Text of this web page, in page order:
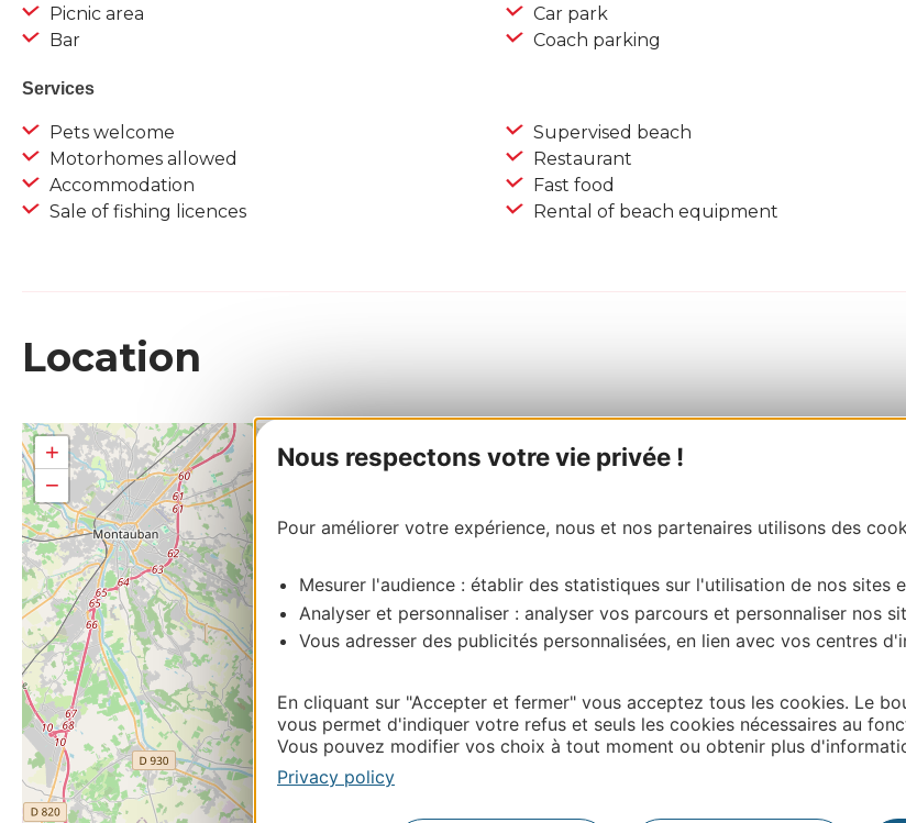
Nous respectons votre vie privée !
Pour améliorer votre expérience, nous et nos partenaires utilisons des
Mesurer l'audience : établir des statistiques sur l'utilisation de nos sites
Analyser et personnaliser : analyser vos parcours et personnaliser nos
Vous adresser des publicités personnalisées, en lien avec vos centres
En cliquant sur "Accepter et fermer" vous acceptez tous les cookies. Le
vous permet d'indiquer votre refus et seuls les cookies nécessaires au
Vous pouvez modifier vos choix à tout moment ou obtenir plus
Privacy policy
Picnic area
Bar
Car park
Coach parking
Services
Pets welcome
Motorhomes allowed
Accommodation
Sale of fishing licences
Supervised beach
Restaurant
Fast food
Rental of beach equipment
Location
+
−